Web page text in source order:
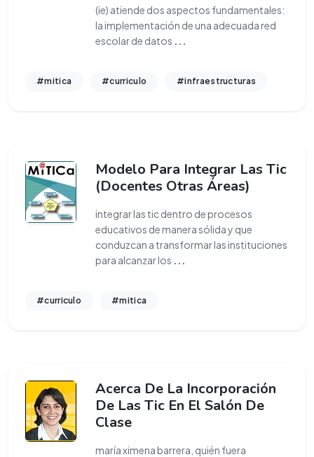
(ie) atiende dos aspectos fundamentales:
la implementación de una adecuada red
escolar de datos ...
#mitica #curriculo #infraestructuras
Modelo Para Integrar Las Tic
(Docentes Otras Áreas)
integrar las tic dentro de procesos
educativos de manera sólida y que
conduzcan a transformar las instituciones
para alcanzar los ...
#curriculo #mitica
Acerca De La Incorporación
De Las Tic En El Salón De
Clase
maría ximena barrera, quién fuera